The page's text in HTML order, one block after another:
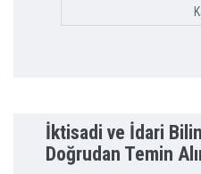
İktisadi ve İdari
Doğrudan Temin